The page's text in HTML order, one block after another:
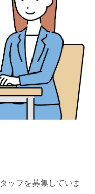
ッフを募集していま